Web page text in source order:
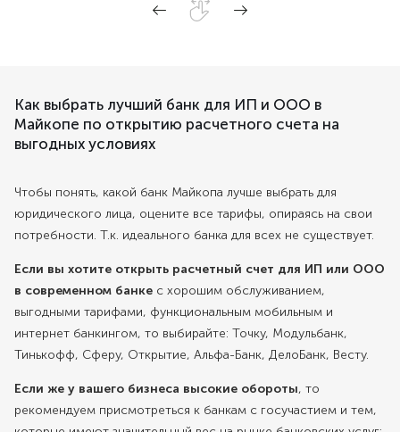
Как выбрать лучший банк для ИП и ООО в
Майкопе по открытию расчетного счета на
выгодных условиях
Чтобы понять, какой банк Майкопа лучше выбрать для
юридического лица, оцените все тарифы, опираясь на свои
потребности. Т.к. идеального банка для всех не существует.
Если вы хотите открыть расчетный счет для ИП или ООО
в современном банке с хорошим обслуживанием,
выгодными тарифами, функциональным мобильным и
интернет банкингом, то выбирайте: Точку, Модульбанк,
Тинькофф, Сферу, Открытие, Альфа-Банк, ДелоБанк, Весту.
Если же у вашего бизнеса высокие обороты, то
рекомендуем присмотреться к банкам с госучастием и тем,